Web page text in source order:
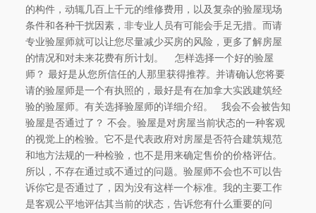
的构件，动辄几百上千元的维修费用，以及复杂的验屋现场
条件和各种干扰因素，非专业人员有可能会手足无措。而请
专业验屋师就可以让您尽量减少买房的风险，更多了解房屋
的情况和对未来花费有所计划。 怎样选择一个好的验屋
师？ 最好是从您所信任的人那里获得推荐。并请确认您将要
请的验屋师是一个有执照的，最好是有在加拿大实践建筑经
验的验屋师。有关选择验屋师的详细介绍。 我会不会被告知
验屋是否通过了？ 不会。验屋是对房屋当前状态的一种客观
的视觉上的检验。它不是代表政府对房屋是否符合建筑规范
和地方法规的一种检验，也不是用来确定售价的价格评估。
所以，不存在通过或不通过的问题。验屋师不会也不可以告
诉你它是否通过了，因为没有这样一个标准。我的主要工作
是客观公平地评估其当前的状态，告诉您有什么重要的问